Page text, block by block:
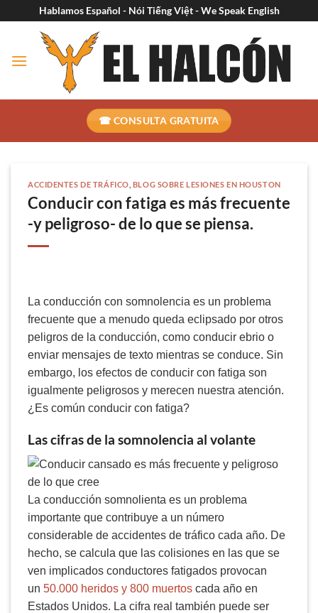
contenido
Hablamos Español - Nói Tiếng Việt - We Speak English
☎ CONSULTA GRATUITA
ACCIDENTES DE TRÁFICO BLOG SOBRE LESIONES EN HOUSTON
Conducir con fatiga es más frecuente
-y peligroso- de lo que se piensa.
La conducción con somnolencia es un problema
frecuente que a menudo queda eclipsado por otros
peligros de la conducción, como conducir ebrio o
enviar mensajes de texto mientras se conduce. Sin
embargo, los efectos de conducir con fatiga son
igualmente peligrosos y merecen nuestra atención.
¿Es común conducir con fatiga?
Las cifras de la somnolencia al volante
La conducción somnolienta es un problema
importante que contribuye a un número
considerable de accidentes de tráfico cada año. De
hecho, se calcula que las colisiones en las que se
ven implicados conductores fatigados provocan
un 50.000 heridos y 800 muertos cada año en
Estados Unidos. La cifra real también puede ser